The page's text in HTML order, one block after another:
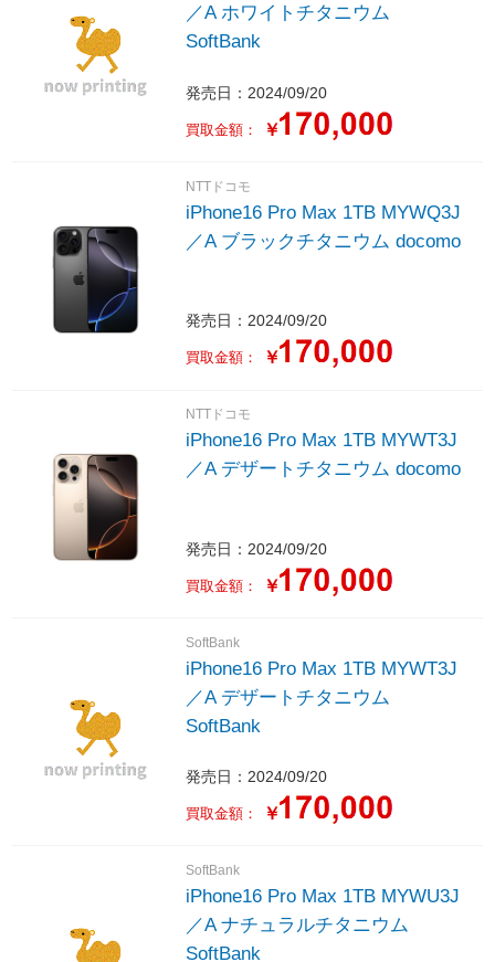
／A ホワイトチタニウム
SoftBank
発売日：2024/09/20
買取金額： ￥
NTTドコモ
iPhone16 Pro Max 1TB MYWQ3J
／A ブラックチタニウム docomo
発売日：2024/09/20
買取金額： ￥
NTTドコモ
iPhone16 Pro Max 1TB MYWT3J
／A デザートチタニウム docomo
発売日：2024/09/20
買取金額： ￥
SoftBank
iPhone16 Pro Max 1TB MYWT3J
／A デザートチタニウム
SoftBank
発売日：2024/09/20
買取金額： ￥
SoftBank
iPhone16 Pro Max 1TB MYWU3J
／A ナチュラルチタニウム
SoftBank